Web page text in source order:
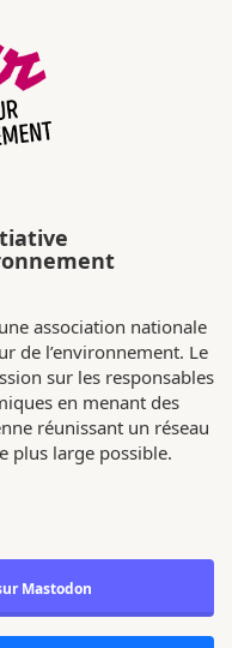
association nationale
de l’environnement. Le
sur les responsables
en menant des
réunissant un réseau
plus large possible.
Mastodon